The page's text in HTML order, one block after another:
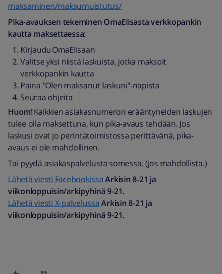
maksaminen/maksumuistutus/
Pika-avauksen tekeminen OmaElisasta verkkopankin
kautta maksettaessa:
Kirjaudu OmaElisaan
Valitse yksi niistä laskuista, jotka maksoit
verkkopankin kautta
Paina "Olen maksanut laskuni"-napista
Seuraa ohjeita
Huom!Kaikkien asiakasnumeron erääntyneiden laskujen
tulee olla maksettuna, kun pika-avaus tehdään. Jos
laskusi ovat jo perintätoimistossa perittävänä, pika-
avaus ei ole mahdollinen.
Tai pyydä asiakaspalvelusta somessa, (jos mahdollista.)
Lähetä viesti FacebookissaArkisin 8-21 ja
viikonloppuisin/arkipyhinä 9-21.
Lähetä viesti X-palvelussaArkisin 8-21 ja
viikonloppuisin/arkipyhinä 9-21.